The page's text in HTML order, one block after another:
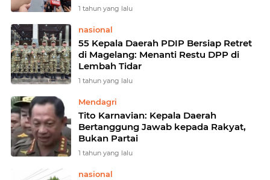
1 tahun yang lalu
nasional
55 Kepala Daerah PDIP Bersiap Retret
di Magelang: Menanti Restu DPP di
Lembah Tidar
1 tahun yang lalu
Mendagri
Tito Karnavian: Kepala Daerah
Bertanggung Jawab kepada Rakyat,
Bukan Partai
1 tahun yang lalu
nasional